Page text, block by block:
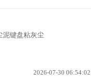
泥键盘粘灰尘
2026-07-30 06:54:02